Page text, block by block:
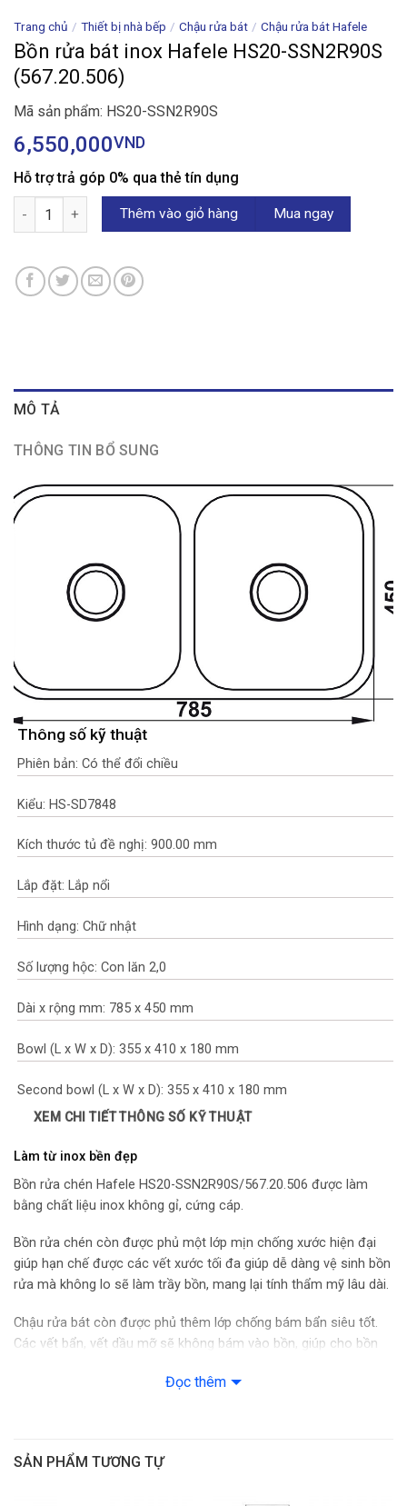
Trang chủ / Thiết bị nhà bếp / Chậu rửa bát / Chậu rửa bát Hafele
Bồn rửa bát inox Hafele HS20-SSN2R90S
(567.20.506)
Mã sản phẩm: HS20-SSN2R90S
6,550,000VND
Hỗ trợ trả góp 0% qua thẻ tín dụng
Bồn rửa bát inox Hafele HS20-SSN2R90S (567.20.506) số lượng
Thêm vào giỏ hàng Mua ngay
MÔ TẢ
THÔNG TIN BỔ SUNG
Thông số kỹ thuật
Phiên bản: Có thể đổi chiều
Kiểu: HS-SD7848
Kích thước tủ đề nghị: 900.00 mm
Lắp đặt: Lắp nổi
Hình dạng: Chữ nhật
Số lượng hộc: Con lăn 2,0
Dài x rộng mm: 785 x 450 mm
Bowl (L x W x D): 355 x 410 x 180 mm
Second bowl (L x W x D): 355 x 410 x 180 mm
Trọn bộ gồm: Trọn bộ 567.25.923 (bao gồm siphon)
XEM CHI TIẾT THÔNG SỐ KỸ THUẬT
Làm từ inox bền đẹp
Bồn rửa chén Hafele HS20-SSN2R90S/567.20.506 được làm
bằng chất liệu inox không gỉ, cứng cáp.
Bồn rửa chén còn được phủ một lớp mịn chống xước hiện đại
giúp hạn chế được các vết xước tối đa giúp dễ dàng vệ sinh bồn
rửa mà không lo sẽ làm trầy bồn, mang lại tính thẩm mỹ lâu dài.
Chậu rửa bát còn được phủ thêm lớp chống bám bẩn siêu tốt.
Các vết bẩn, vết dầu mỡ sẽ không bám vào bồn, giúp cho bồn
có kích thước là 355 x 410 mm sẽ phục vụ tốt nhu cầu rửa rau
củ, rửa hoa quả, rửa bát đĩa thật tiện lợi.
Đọc thêm
SẢN PHẨM TƯƠNG TỰ